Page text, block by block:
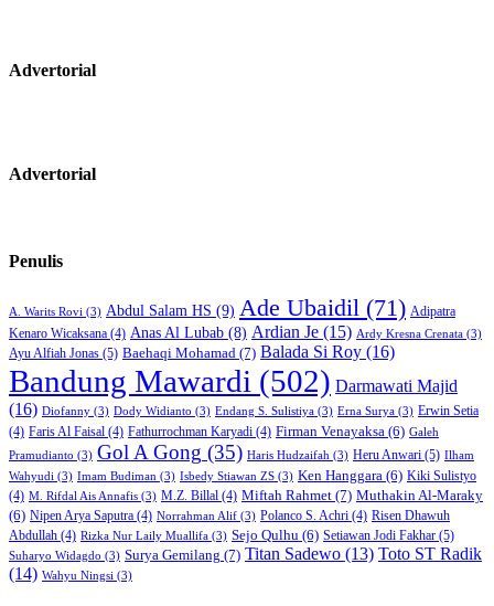
Advertorial
Advertorial
Penulis
A. Warits Rovi (3) Abdul Salam HS (9) Ade Ubaidil (71) Adipatra
Kenaro Wicaksana (4) Anas Al Lubab (8) Ardian Je (15) Ardy Kresna Crenata (3)
Ayu Alfiah Jonas (5) Baehaqi Mohamad (7) Balada Si Roy (16)
Bandung Mawardi (502) Darmawati Majid
(16) Diofanny (3) Dody Widianto (3) Endang S. Sulistiya (3) Erna Surya (3) Erwin Setia
(4) Faris Al Faisal (4) Fathurrochman Karyadi (4) Firman Venayaksa (6) Galeh
Pramudianto (3) Gol A Gong (35) Haris Hudzaifah (3) Heru Anwari (5) Ilham
Wahyudi (3) Imam Budiman (3) Isbedy Stiawan ZS (3) Ken Hanggara (6) Kiki Sulistyo
(4) M. Rifdal Ais Annafis (3) M.Z. Billal (4) Miftah Rahmet (7) Muthakin Al-Maraky
(6) Nipen Arya Saputra (4) Norrahman Alif (3) Polanco S. Achri (4) Risen Dhawuh
Abdullah (4) Rizka Nur Laily Muallifa (3) Sejo Qulhu (6) Setiawan Jodi Fakhar (5)
Suharyo Widagdo (3) Surya Gemilang (7) Titan Sadewo (13) Toto ST Radik
(14) Wahyu Ningsi (3)